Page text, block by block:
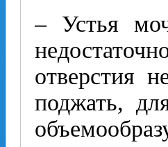
– Устья
отверстия
поджать,